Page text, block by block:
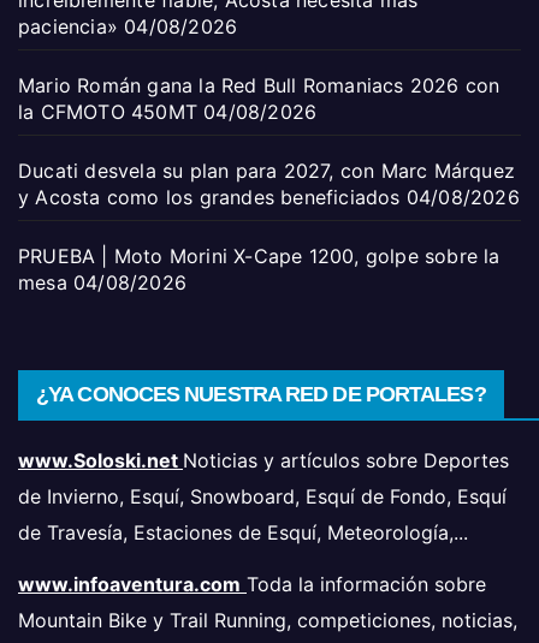
paciencia» 04/08/2026
Mario Román gana la Red Bull Romaniacs 2026 con
la CFMOTO 450MT 04/08/2026
Ducati desvela su plan para 2027, con Marc Márquez
y Acosta como los grandes beneficiados 04/08/2026
PRUEBA | Moto Morini X-Cape 1200, golpe sobre la
mesa 04/08/2026
¿YA CONOCES NUESTRA RED DE PORTALES?
www.Soloski.net Noticias y artículos sobre Deportes
de Invierno, Esquí, Snowboard, Esquí de Fondo, Esquí
de Travesía, Estaciones de Esquí, Meteorología,...
www.infoaventura.com Toda la información sobre
Mountain Bike y Trail Running, competiciones, noticias,